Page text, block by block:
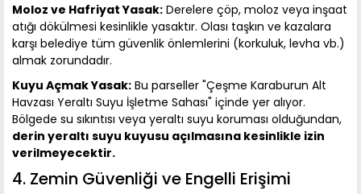
Moloz ve Hafriyat Yasak: Derelere çöp, moloz veya inşaat
atığı dökülmesi kesinlikle yasaktır. Olası taşkın ve kazalara
karşı belediye tüm güvenlik önlemlerini (korkuluk, levha vb.)
almak zorundadır.
Kuyu Açmak Yasak: Bu parseller "Çeşme Karaburun Alt
Havzası Yeraltı Suyu İşletme Sahası" içinde yer alıyor.
Bölgede su sıkıntısı veya yeraltı suyu koruması olduğundan,
derin yeraltı suyu kuyusu açılmasına kesinlikle izin
verilmeyecektir.
4. Zemin Güvenliği ve Engelli Erişimi